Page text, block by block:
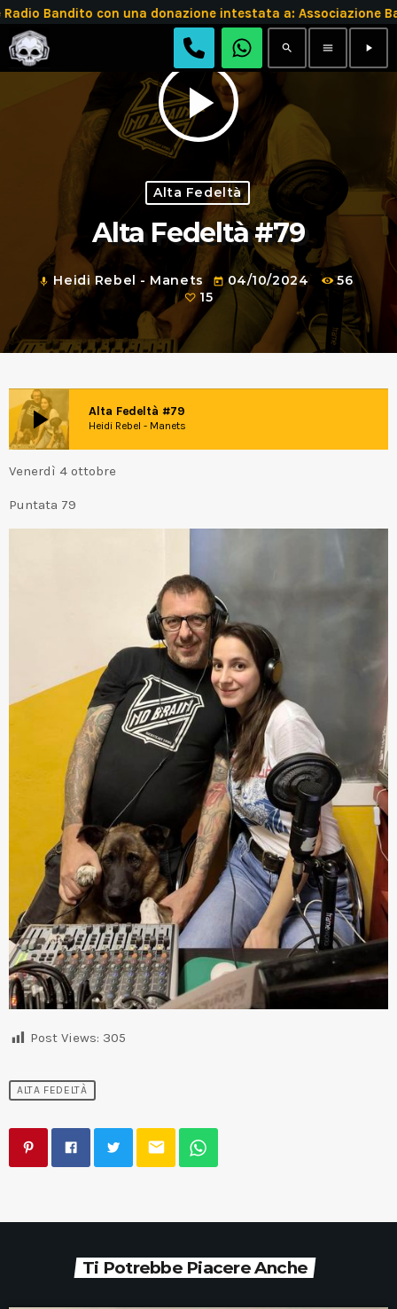
Bandito con una donazione intestata a: Associazione
search menu play_arrow
play_arrow
Alta Fedeltà
Alta Fedeltà #79
mic Heidi Rebel - Manets today 04/10/2024
56
15
play_arrow Alta Fedeltà #79
Heidi Rebel - Manets
Venerdì 4 ottobre
Puntata 79
Post Views: 305
ALTA FEDELTÀ
email
Ti Potrebbe Piacere Anche